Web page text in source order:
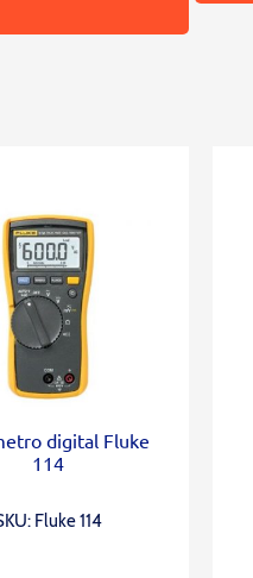
digital Fluke
114
Fluke 114